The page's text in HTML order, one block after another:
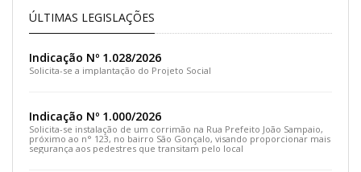
ÚLTIMAS LEGISLAÇÕES
Indicação Nº 1.028/2026
Solicita-se a implantação do Projeto Social
Indicação Nº 1.000/2026
Solicita-se instalação de um corrimão na Rua Prefeito João Sampaio,
próximo ao n° 123, no bairro São Gonçalo, visando proporcionar mais
segurança aos pedestres que transitam pelo local